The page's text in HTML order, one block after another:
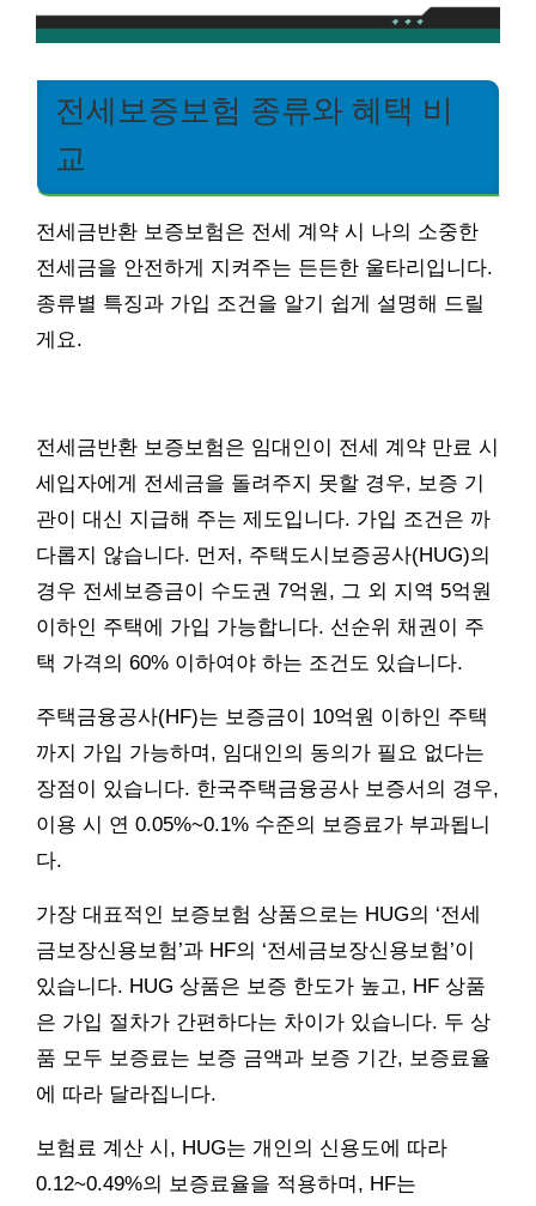
전세보증보험 종류와 혜택 비
교
전세금반환 보증보험은 전세 계약 시 나의 소중한
전세금을 안전하게 지켜주는 든든한 울타리입니다.
종류별 특징과 가입 조건을 알기 쉽게 설명해 드릴
게요.
전세금반환 보증보험은 임대인이 전세 계약 만료 시
세입자에게 전세금을 돌려주지 못할 경우, 보증 기
관이 대신 지급해 주는 제도입니다. 가입 조건은 까
다롭지 않습니다. 먼저, 주택도시보증공사(HUG)의
경우 전세보증금이 수도권 7억원, 그 외 지역 5억원
이하인 주택에 가입 가능합니다. 선순위 채권이 주
택 가격의 60% 이하여야 하는 조건도 있습니다.
주택금융공사(HF)는 보증금이 10억원 이하인 주택
까지 가입 가능하며, 임대인의 동의가 필요 없다는
장점이 있습니다. 한국주택금융공사 보증서의 경우,
이용 시 연 0.05%~0.1% 수준의 보증료가 부과됩니
다.
가장 대표적인 보증보험 상품으로는 HUG의 ‘전세
금보장신용보험’과 HF의 ‘전세금보장신용보험’이
있습니다. HUG 상품은 보증 한도가 높고, HF 상품
은 가입 절차가 간편하다는 차이가 있습니다. 두 상
품 모두 보증료는 보증 금액과 보증 기간, 보증료율
에 따라 달라집니다.
보험료 계산 시, HUG는 개인의 신용도에 따라
0.12~0.49%의 보증료율을 적용하며, HF는